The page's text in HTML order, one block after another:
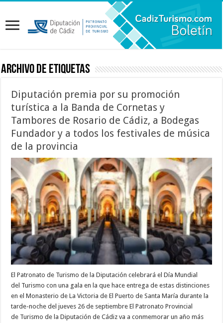
Archivo de etiquetas
Diputación premia por su promoción
turística a la Banda de Cornetas y
Tambores de Rosario de Cádiz, a Bodegas
Fundador y a todos los festivales de música
de la provincia
El Patronato de Turismo de la Diputación celebrará el Día Mundial
del Turismo con una gala en la que hace entrega de estas distinciones
en el Monasterio de La Victoria de El Puerto de Santa María durante la
tarde-noche del jueves 26 de septiembre El Patronato Provincial
de Turismo de la Diputación de Cádiz va a conmemorar un año más